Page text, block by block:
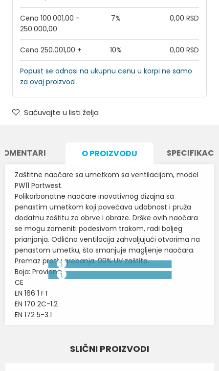
Cena 100.001,00 -
250.000,00
7% 0,00 RSD
Cena 250.001,00 + 10% 0,00 RSD
Popust se odnosi na ukupnu cenu u korpi ne samo
za ovaj proizvod
Sačuvajte u listi želja
O PROIZVODU
Zaštitne naočare sa umetkom sa ventilacijom, model
PW11 Portwest.
Polikarbonatne naočare inovativnog dizajna sa
penastim umetkom koji povećava udobnost i pruža
dodatnu zaštitu za obrve i obraze. Drške ovih naočara
se mogu zameniti podesivom trakom, radi boljeg
prianjanja. Odlična ventilacija zahvaljujući otvorima na
penastom umetku, što smanjuje magljenje naočara.
Premaz protiv grebanja. 99% UV zaštita.
Boja: Providna
CE
EN 166 1 FT
EN 170 2C-1.2
EN 172 5-3.1
ZAŠTITNE NAOČARE
SLIČNI PROIZVODI